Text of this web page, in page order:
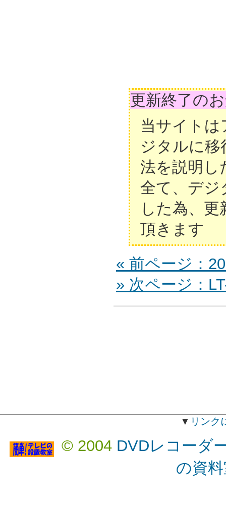
更新終了の
当サイト
ジタルに移
法を説明し
全て、デジ
した為、
頂きます
« 前ページ：
» 次ページ：
▼ リンク
© 2004 DVDレコーダ
の資